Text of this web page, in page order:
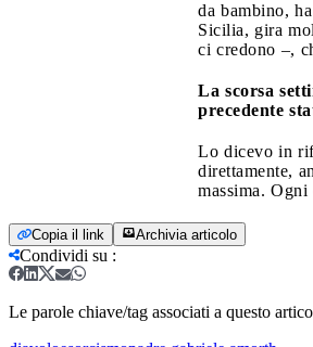
da bambino,
Sicilia, gira
ci credono –,
La scorsa
precedente
Lo dicevo in
direttamente,
massima. Ogni
Copia il link Archivia articolo
Condividi su :
Le parole chiave/tag associati a questo